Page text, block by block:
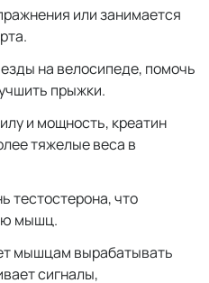
или занимается
на велосипеде, помочь
прыжки.
и мощность, креатин
тяжелые веса в
тестостерона, что
мышц.
мышцам вырабатывать
сигналы,